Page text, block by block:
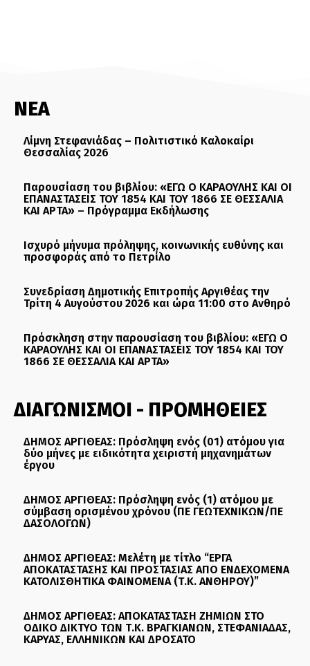
ΝΕΑ
Λίμνη Στεφανιάδας – Πολιτιστικό Καλοκαίρι
Θεσσαλίας 2026
Παρουσίαση του βιβλίου: «ΕΓΩ Ο ΚΑΡΑΟΥΛΗΣ ΚΑΙ ΟΙ
ΕΠΑΝΑΣΤΑΣΕΙΣ ΤΟΥ 1854 ΚΑΙ ΤΟΥ 1866 ΣΕ ΘΕΣΣΑΛΙΑ
ΚΑΙ ΑΡΤΑ» – Πρόγραμμα Εκδήλωσης
Ισχυρό μήνυμα πρόληψης, κοινωνικής ευθύνης και
προσφοράς από το Πετρίλο
Συνεδρίαση Δημοτικής Επιτροπής Αργιθέας την
Τρίτη 4 Αυγούστου 2026 και ώρα 11:00 στο Ανθηρό
Πρόσκληση στην παρουσίαση του βιβλίου: «ΕΓΩ Ο
ΚΑΡΑΟΥΛΗΣ ΚΑΙ ΟΙ ΕΠΑΝΑΣΤΑΣΕΙΣ ΤΟΥ 1854 ΚΑΙ ΤΟΥ
1866 ΣΕ ΘΕΣΣΑΛΙΑ ΚΑΙ ΑΡΤΑ»
ΔΙΑΓΩΝΙΣΜΟΙ - ΠΡΟΜΗΘΕΙΕΣ
ΔΗΜΟΣ ΑΡΓΙΘΕΑΣ: Πρόσληψη ενός (01) ατόμου για
δύο μήνες με ειδικότητα χειριστή μηχανημάτων
έργου
ΔΗΜΟΣ ΑΡΓΙΘΕΑΣ: Πρόσληψη ενός (1) ατόμου με
σύμβαση ορισμένου χρόνου (ΠΕ ΓΕΩΤΕΧΝΙΚΩΝ/ΠΕ
ΔΑΣΟΛΟΓΩΝ)
ΔΗΜΟΣ ΑΡΓΙΘΕΑΣ: Μελέτη με τίτλο “ΕΡΓΑ
ΑΠΟΚΑΤΑΣΤΑΣΗΣ ΚΑΙ ΠΡΟΣΤΑΣΙΑΣ ΑΠΟ ΕΝΔΕΧΟΜΕΝΑ
ΚΑΤΟΛΙΣΘΗΤΙΚΑ ΦΑΙΝΟΜΕΝΑ (Τ.Κ. ΑΝΘΗΡΟΥ)”
ΔΗΜΟΣ ΑΡΓΙΘΕΑΣ: ΑΠΟΚΑΤΑΣΤΑΣΗ ΖΗΜΙΩΝ ΣΤΟ
ΟΔΙΚΟ ΔΙΚΤΥΟ ΤΩΝ Τ.Κ. ΒΡΑΓΚΙΑΝΩΝ, ΣΤΕΦΑΝΙΑΔΑΣ,
ΚΑΡΥΑΣ, ΕΛΛΗΝΙΚΩΝ ΚΑΙ ΔΡΟΣΑΤΟ